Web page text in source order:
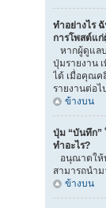
ทำอย่างไร
การโพสต์แ
หากผู้ดูแล
ปุ่มรายงาน
ได้ เมื่อคุณค
รายงานต่อไ
ข้างบน
ปุ่ม “บันทึก”
ทำอะไร?
อนุณาตให้
สามารถนำ
ข้างบน